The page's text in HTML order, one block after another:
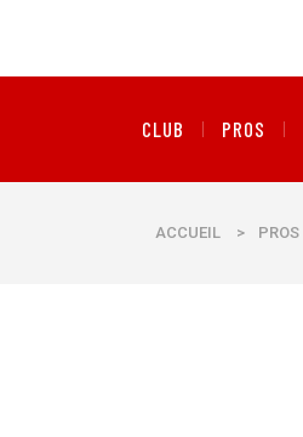
CLUB PROS
ACCUEIL > PROS